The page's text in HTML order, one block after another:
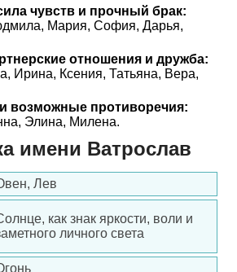
чувств и прочный брак:
Мария, София, Дарья,
отношения и дружба:
Ирина, Ксения, Татьяна, Вера,
возможные противоречия:
Элина, Милена.
имени Ватрослав
Лев
как знак яркости, воли и
личного света